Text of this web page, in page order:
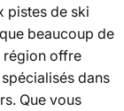
pistes de ski
beaucoup de
région offre
dans
Que vous